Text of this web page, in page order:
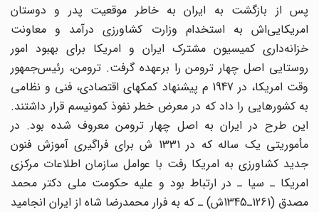
پس از بازگشت به ایران به خاطر موقعیت پدر و دوستان
امریکایی‌اش به استخدام وزارت کشاورزی درآمد و معاونت
خزانه‌داری کمیسیون مشترک ایران و امریکا برای بهبود امور
روستایی اصل چهار ترومن را برعهده گرفت. ترومن، رئیس‌جمهور
وقت امریکا، در 1947 م پیشنهاد کمکهای اقتصادی، فنی و نظامی
به کشور‌هایی را داد که در معرض خطر نفوذ کمونیسم قرار داشتند.
این طرح در ایران به اصل چهار ترومن معروف شده بود. در
مأموریتی یک ساله که در 1331 ش برای فراگیری آموزش فنون
جدید کشاورزی به امریکا رفت با عوامل سازمان اطلاعات مرکزی
امریکا ـ سیا ـ در ارتباط بود و علیه حکومت ملی دکتر محمد
مصدق (1261ـ1345ش) ـ که به فرار محمدرضا شاه از ایران انجامید